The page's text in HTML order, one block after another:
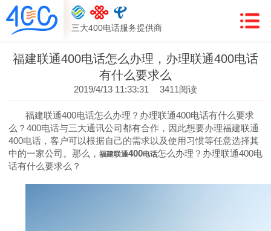
三大400电话服务提供商
福建联通400电话怎么办理，办理联通400电话
有什么要求么
2019/4/13 11:33:31 3411阅读
福建联通400电话怎么办理？办理联通400电话有什么要求
么？ 400电话与三大通讯公司都有合作，因此想要办理福建联通
400电话，客户可以根据自己的需求以及使用习惯等任意选择其
中的一家公司。那么， 福建联通400电话怎么办理？办理联通400电
话有什么要求么？